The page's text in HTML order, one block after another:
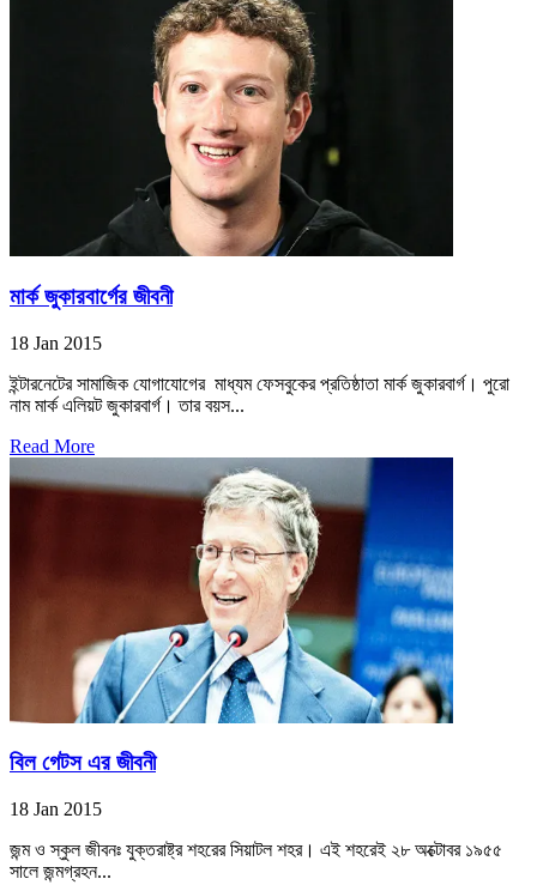
মার্ক জুকারবার্গের জীবনী
18 Jan 2015
ইন্টারনেটের সামাজিক যোগাযোগের মাধ্যম ফেসবুকের প্রতিষ্ঠাতা মার্ক জুকারবার্গ। পুরো
নাম মার্ক এলিয়ট জুকারবার্গ। তার বয়স...
Read More
বিল গেটস এর জীবনী
18 Jan 2015
জন্ম ও স্কুল জীবনঃ যুক্তরাষ্ট্র শহরের সিয়াটল শহর। এই শহরেই ২৮ অক্টোবর ১৯৫৫
সালে জন্মগ্রহন...